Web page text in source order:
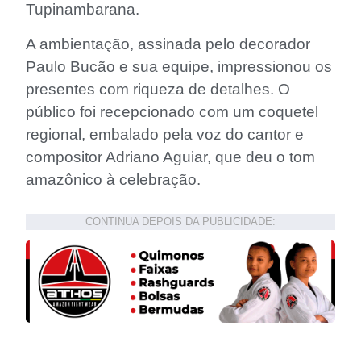
Tupinambarana.
A ambientação, assinada pelo decorador
Paulo Bucão e sua equipe, impressionou os
presentes com riqueza de detalhes. O
público foi recepcionado com um coquetel
regional, embalado pela voz do cantor e
compositor Adriano Aguiar, que deu o tom
amazônico à celebração.
CONTINUA DEPOIS DA PUBLICIDADE: